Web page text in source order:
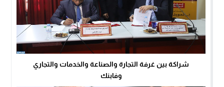
شراكة بين غرفة التجارة والصناعة والخدمات والتجاري
وفابنك